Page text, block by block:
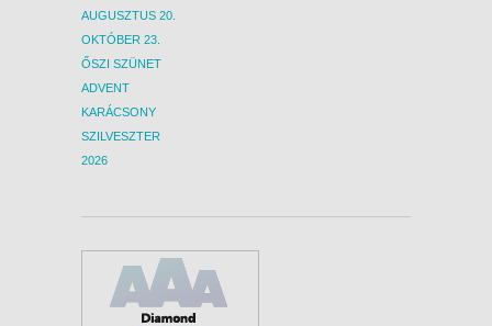
AUGUSZTUS 20.
OKTÓBER 23.
ŐSZI SZÜNET
ADVENT
KARÁCSONY
SZILVESZTER
2026